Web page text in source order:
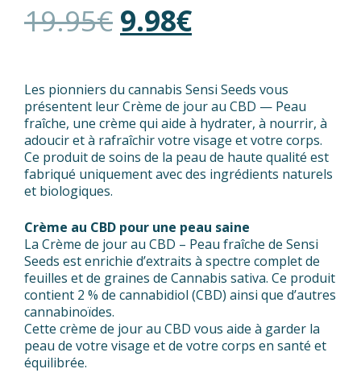
19.95€ 9.98€
Les pionniers du cannabis Sensi Seeds vous
présentent leur Crème de jour au CBD — Peau
fraîche, une crème qui aide à hydrater, à nourrir, à
adoucir et à rafraîchir votre visage et votre corps.
Ce produit de soins de la peau de haute qualité est
fabriqué uniquement avec des ingrédients naturels
et biologiques.
Crème au CBD pour une peau saine
La Crème de jour au CBD – Peau fraîche de Sensi
Seeds est enrichie d’extraits à spectre complet de
feuilles et de graines de Cannabis sativa. Ce produit
contient 2 % de cannabidiol (CBD) ainsi que d’autres
cannabinoïdes.
Cette crème de jour au CBD vous aide à garder la
peau de votre visage et de votre corps en santé et
équilibrée.